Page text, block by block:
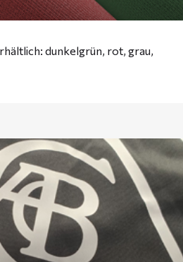
dunkelgrün, rot, grau,